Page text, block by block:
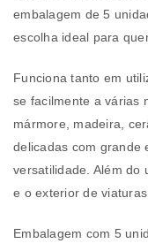
embalagem de 5
escolha ideal para
Funciona tanto em
se facilmente a várias
mármore, madeira,
delicadas com grande
versatilidade. Além do
e o exterior de
Embalagem com 5